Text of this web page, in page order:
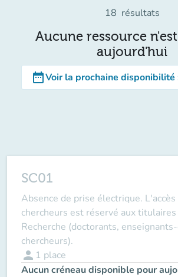
18 résultats
Aucune ressource
aujourd'hui
date_rangeVoir la prochaine disponibilité
SC01
Absence de prise électrique.
chercheurs est réservé aux
Recherche (doctorants,
chercheurs).
person 1 place
Aucun créneau disponible pour